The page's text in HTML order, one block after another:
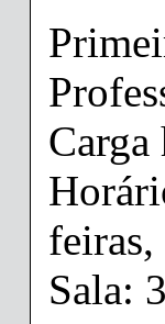
feiras,
Sala: